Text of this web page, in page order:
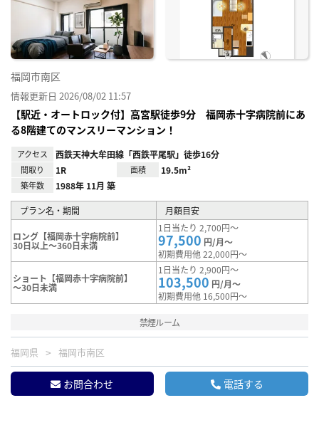
福岡市南区
情報更新日 2026/08/02 11:57
【駅近・オートロック付】高宮駅徒歩9分 福岡赤十字病院前にあ
る8階建てのマンスリーマンション！
アクセス 西鉄天神大牟田線「西鉄平尾駅」徒歩16分
間取り 1R 面積 19.5m²
築年数 1988年 11月 築
プラン名・期間 月額目安
ロング【福岡赤十字病院前】
30日以上～360日未満
1日当たり 2,700円～
97,500 円/月～
初期費用他 22,000円～
ショート【福岡赤十字病院前】
～30日未満
1日当たり 2,900円～
103,500 円/月～
初期費用他 16,500円～
禁煙ルーム
福岡県 福岡市南区
お問合わせ 電話する